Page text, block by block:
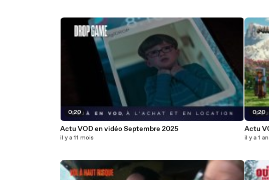
0:20
Actu VOD en vidéo Septembre 2025
il y a 11 mois
0:20
Actu
il y a 1 an